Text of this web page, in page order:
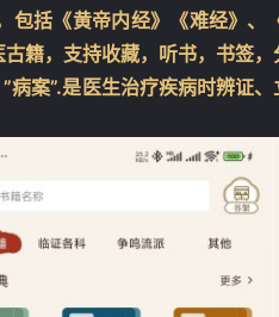
包括《黄帝内经》《难经》
籍，支持收藏，听书，书签
病案”.是医生治疗疾病时辨证